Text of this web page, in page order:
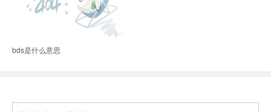
bds是什么意思